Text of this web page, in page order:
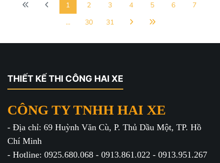
1 2 3 4 5 6
7
...
30 31
THIẾT KẾ THI CÔNG HAI XE
CÔNG TY TNHH HAI XE
- Địa chỉ: 69 Huỳnh Văn Cù, P. Thủ Dầu Một, TP. Hồ
Chí Minh
- Hotline: 0925.680.068 - 0913.861.022 - 0913.951.267